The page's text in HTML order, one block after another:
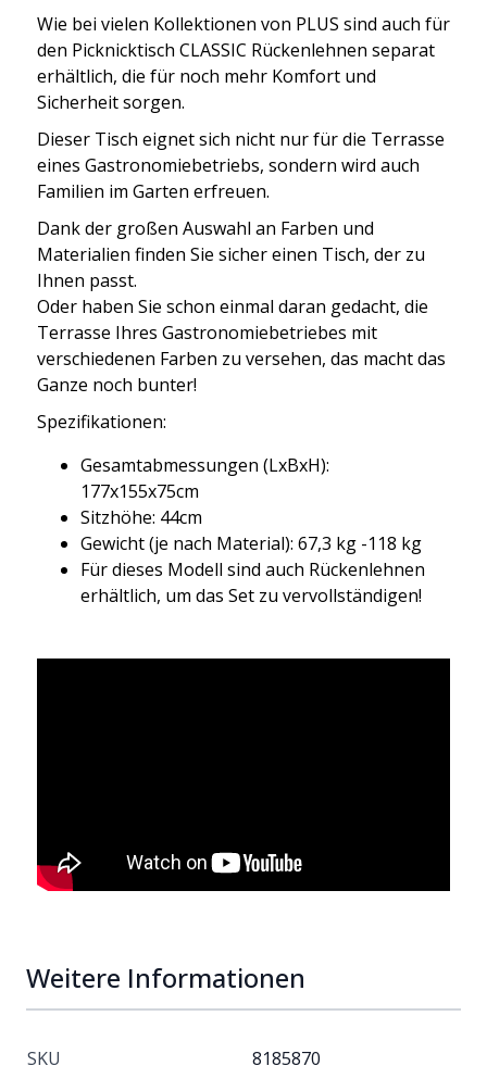
Wie bei vielen Kollektionen von PLUS sind auch für
den Picknicktisch CLASSIC Rückenlehnen separat
erhältlich, die für noch mehr Komfort und
Sicherheit sorgen.
Dieser Tisch eignet sich nicht nur für die Terrasse
eines Gastronomiebetriebs, sondern wird auch
Familien im Garten erfreuen.
Dank der großen Auswahl an Farben und
Materialien finden Sie sicher einen Tisch, der zu
Ihnen passt.
Oder haben Sie schon einmal daran gedacht, die
Terrasse Ihres Gastronomiebetriebes mit
verschiedenen Farben zu versehen, das macht das
Ganze noch bunter!
Spezifikationen:
Gesamtabmessungen (LxBxH):
177x155x75cm
Sitzhöhe: 44cm
Gewicht (je nach Material): 67,3 kg -118 kg
Für dieses Modell sind auch Rückenlehnen
erhältlich, um das Set zu vervollständigen!
Weitere Informationen
SKU 8185870